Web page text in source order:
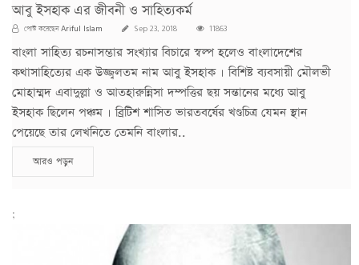
আবু ইসহাক এর জীবনী ও সাহিত্যকর্ম
পোস্ট করেছেনAriful Islam Sep 23, 2018 11863
বাংলা সাহিত্য রচনাসম্ভার সংখ্যার বিচারে স্বল্প হলেও বাংলাদেশের
কথাসাহিত্যের এক উজ্জ্বলতম নাম আবু ইসহাক । বিশিষ্ট ব্যবসায়ী মৌলভী
মোহাম্মদ এবাদুল্লা ও আতহারুন্নিসা দম্পত্তির ছয় সন্তানের মধ্যে আবু
ইসহাক ছিলেন পঞ্চম । ব্রিটিশ শাসিত ভারতবর্ষের খণ্ডচিত্র যেমন স্থান
পেয়েছে তার লেখনিতে তেমনি বাংলার..
আরও পড়ুন
;